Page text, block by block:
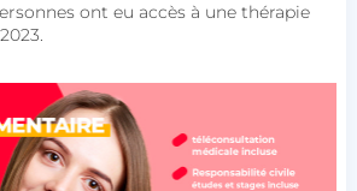
ont eu accès à une thérapie